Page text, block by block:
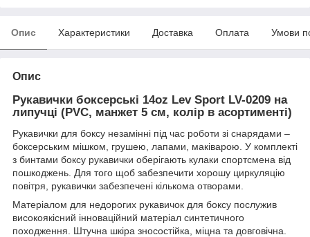
Опис Характеристики Доставка Оплата Умови
Опис
Рукавички боксерські 14oz Lev Sport LV-0209 на
липучці (PVC, манжет 5 см, колір в асортименті)
Рукавички для боксу незамінні під час роботи зі снарядами –
боксерським мішком, грушею, лапами, маківарою. У комплекті
з бинтами боксу рукавички оберігають кулаки спортсмена від
пошкоджень. Для того щоб забезпечити хорошу циркуляцію
повітря, рукавички забезпечені кількома отворами.
Матеріалом для недорогих рукавичок для боксу послужив
високоякісний інноваційний матеріал синтетичного
походження.
Штучна шкіра зносостійка, міцна та довговічна.